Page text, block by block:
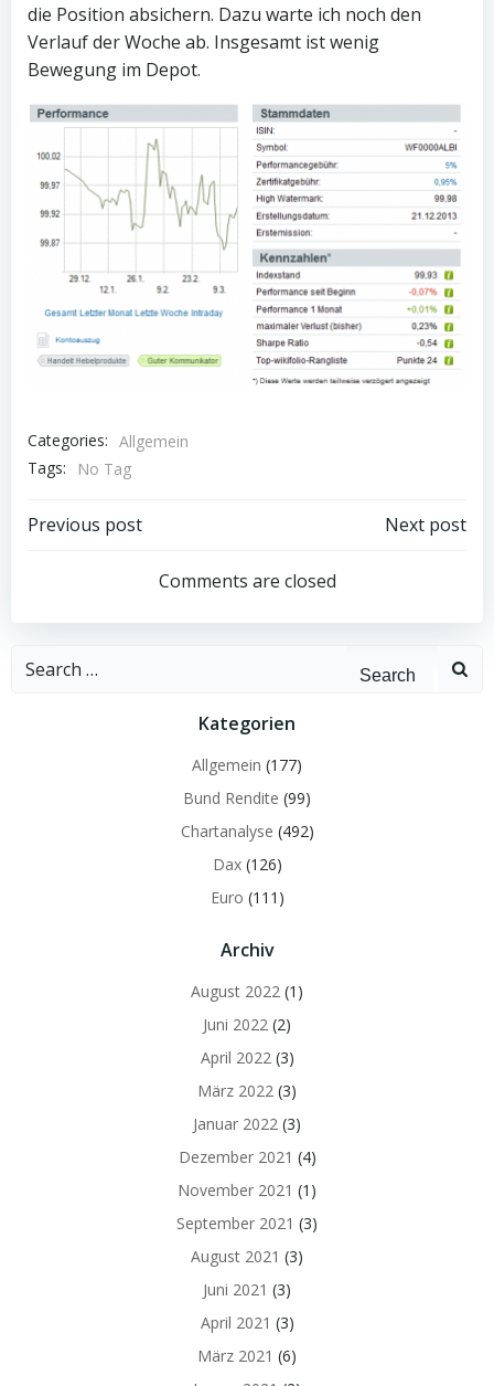
die Position absichern. Dazu warte ich noch den
Verlauf der Woche ab. Insgesamt ist wenig
Bewegung im Depot.
Categories: Allgemein
Tags:
No Tag
Post
navigation
Previous post
navigation
Next post
Comments are closed
Search
Kategorien
Allgemein (177)
Bund Rendite (99)
Chartanalyse (492)
Dax(126)
Euro (111)
Archiv
August 2022 (1)
Juni 2022 (2)
April 2022 (3)
März 2022 (3)
Januar 2022 (3)
Dezember 2021 (4)
November 2021 (1)
September 2021 (3)
August 2021 (3)
Juni 2021 (3)
April 2021 (3)
März 2021 (6)